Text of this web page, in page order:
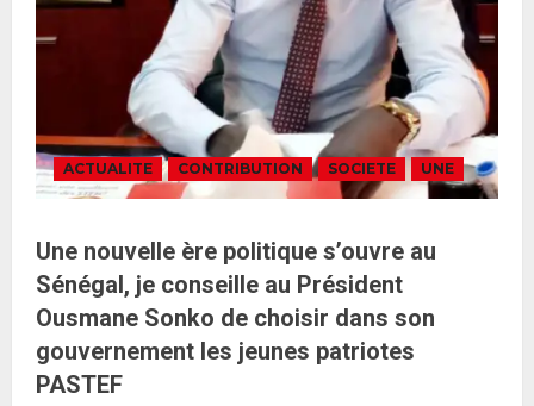
ACTUALITE CONTRIBUTION SOCIETE UNE
Une nouvelle ère politique s’ouvre au
Sénégal, je conseille au Président
Ousmane Sonko de choisir dans son
gouvernement les jeunes patriotes
PASTEF